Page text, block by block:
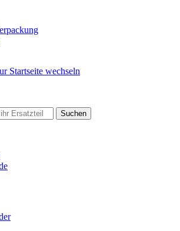
Suchen